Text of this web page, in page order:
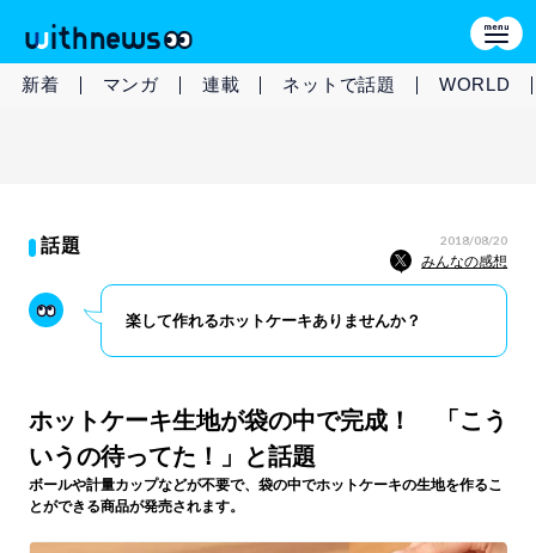
新着 マンガ 連載 ネットで話題 WORLD
話題 2018/08/20
みんなの感想
楽して作れるホットケーキありませんか？
ホットケーキ生地が袋の中で完成！ 「こう
いうの待ってた！」と話題
ボールや計量カップなどが不要で、袋の中でホットケーキの生地を作るこ
とができる商品が発売されます。